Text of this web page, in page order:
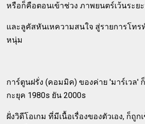
หรือก็คือตอนเข้าช่วง ภาพยนตร์เว้นระย
และลูคัสหันเหความสนใจ สู่รายการโทร
หนุ่ม
การ์ตูนฝรั่ง (คอมมิค) ของค่าย 'มาร์เวล'
กะยุค 1980s ยัน 2000s
ฝั่งวิดีโอเกม ที่มีเนื้อเรื่องของตัวเอง, ก็ถู